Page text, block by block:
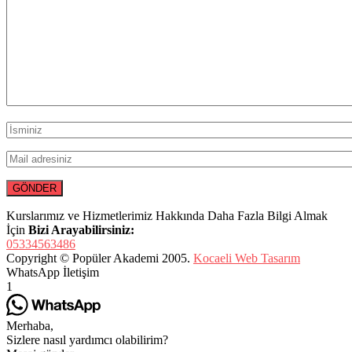
Kurslarımız ve Hizmetlerimiz Hakkında Daha Fazla Bilgi Almak
İçin Bizi Arayabilirsiniz:
05334563486
Copyright © Popüler Akademi 2005. Kocaeli Web Tasarım
WhatsApp İletişim
1
Merhaba,
Sizlere nasıl yardımcı olabilirim?